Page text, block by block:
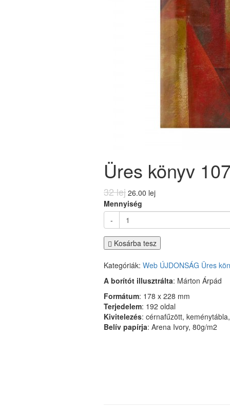
Üres könyv
32 lej 26.00 lej
Mennyiség
-
Kosárba tesz
Kategóriák: Web ÚJDONSÁG Üres
A borítót illusztrálta: Márton Árpád
Formátum: 178 x 228 mm
Terjedelem: 192 oldal
Kivitelezés: cérnafűzött,
Belív papírja: Arena Ivory, 80g/m2